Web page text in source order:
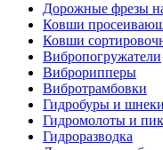
Дорожные фрезы
Ковши
Ковши
Вибропогружатели
Виброрипперы
Вибротрамбовки
Гидробуры и шнеки
Гидромолоты и
Гидроразводка